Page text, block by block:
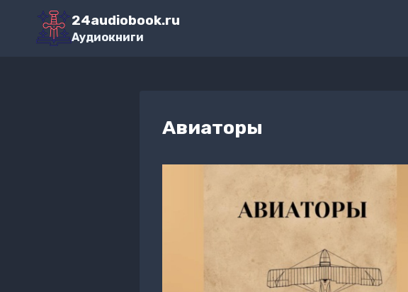
Перейти
содержимому
24audiobook.ru
Аудиокниги
Авиаторы